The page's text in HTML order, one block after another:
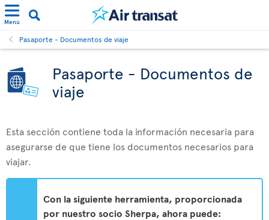
Menú
Pasaporte - Documentos de viaje
Pasaporte - Documentos de
viaje
Esta sección contiene toda la información necesaria para
asegurarse de que tiene los documentos necesarios para
viajar.
Con la siguiente herramienta, proporcionada
por nuestro socio Sherpa, ahora puede: